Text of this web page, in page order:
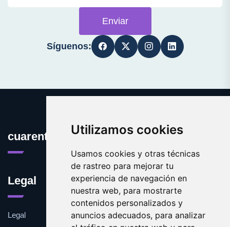
Utilizamos cookies
Usamos cookies y otras técnicas
de rastreo para mejorar tu
experiencia de navegación en
nuestra web, para mostrarte
contenidos personalizados y
anuncios adecuados, para analizar
Enviar
Síguenos:
cuarentena.es
Legal
Legal